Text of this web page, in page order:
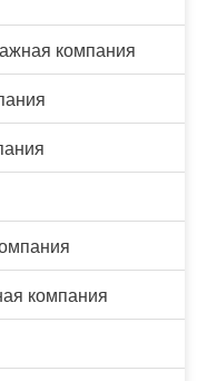
компания
компания